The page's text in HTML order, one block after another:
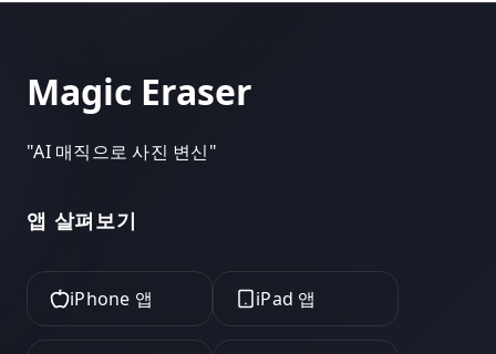
Magic Eraser
"AI 매직으로 사진 변신"
앱 살펴보기
iPhone 앱 iPad 앱